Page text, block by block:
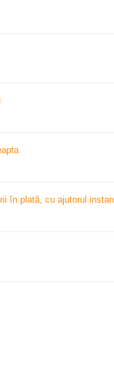
în plată, cu ajutorul